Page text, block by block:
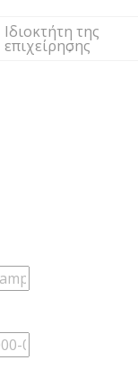
Ιδιοκτήτη της
επιχείρησης
,